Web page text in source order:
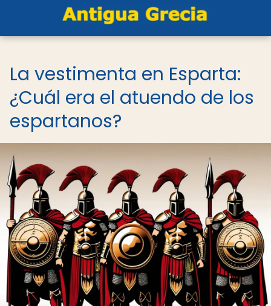
La vestimenta en Esparta:
¿Cuál era el atuendo de los
espartanos?